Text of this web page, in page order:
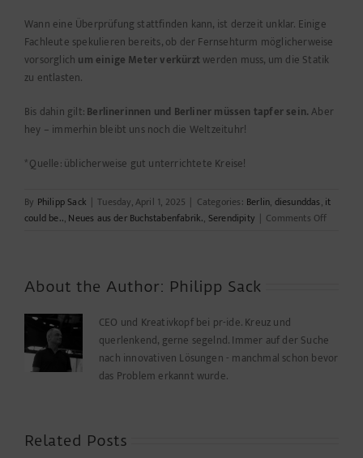
Wann eine Überprüfung stattfinden kann, ist derzeit unklar. Einige
Fachleute spekulieren bereits, ob der Fernsehturm möglicherweise
vorsorglich um einige Meter verkürztwerden muss, um die Statik
zu entlasten.
Bis dahin gilt:Berlinerinnen und Berliner müssen tapfer sein.Aber
hey – immerhin bleibt uns noch die Weltzeituhr!
* Quelle: üblicherweise gut unterrichtete Kreise!
By Philipp Sack | Tuesday, April 1, 2025 | Categories: Berlin, diesunddas, it
could be.., Neues aus der Buchstabenfabrik., Serendipity | Comments Offon
Areals
wegen
About the Author: Philipp Sack
CEO und Kreativkopf bei pr-ide. Kreuz und
querlenkend, gerne segelnd. Immer auf der Suche
nach innovativen Lösungen - manchmal schon bevor
das Problem erkannt wurde.
Related Posts